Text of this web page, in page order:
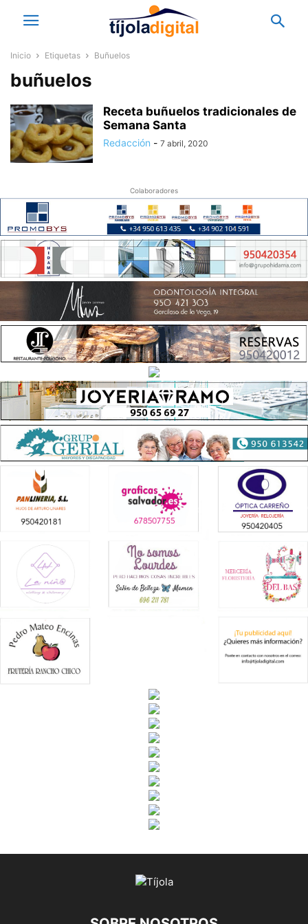
Inicio Etiquetas Buñuelos
buñuelos
Receta buñuelos tradicionales de
Semana Santa
Redacción - 7 abril, 2020
Colaboradores